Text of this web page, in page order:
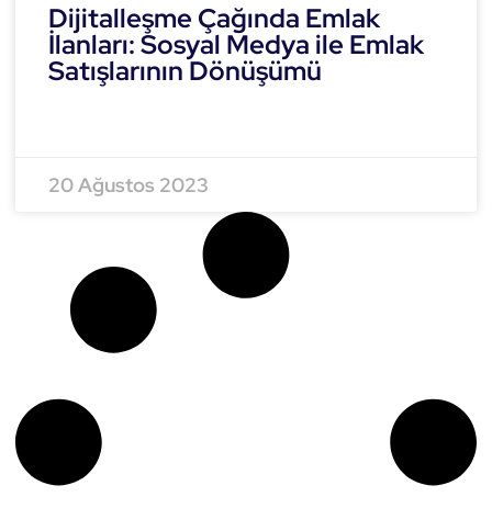
Dijitalleşme Çağında Emlak
İlanları: Sosyal Medya ile Emlak
Satışlarının Dönüşümü
20 Ağustos 2023